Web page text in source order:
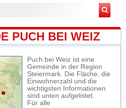
PUCH BEI WEIZ
Puch bei Weiz ist eine
Gemeinde in der Region
Steiermark. Die Fläche, die
Einwohnerzahl und die
wichtigsten Informationen
sind unten aufgelistet.
Für alle